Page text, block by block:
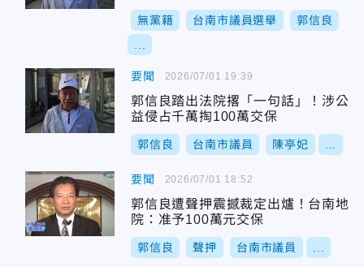
無黨籍 台南市議員選舉 郭信良
要聞
郭信良踏出法院撂「一句話」！涉公
益侵占千萬掏100萬交保
郭信良 台南市議員 陳亭妃
2026/07/01 19:39
要聞
郭信良遭聲押震撼裁定出爐！台南地
院：准予100萬元交保
郭信良 聲押 台南市議員
2026/07/01 18:52